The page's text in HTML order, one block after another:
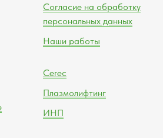
Согласие на обработку
персональных данных
Наши работы
Cerec
Плазмолифтинг
ИНП